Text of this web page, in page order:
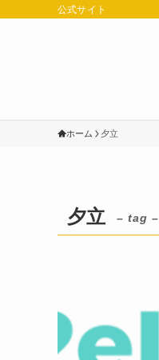
公式サイト
ホーム 夕立
夕立 – tag –